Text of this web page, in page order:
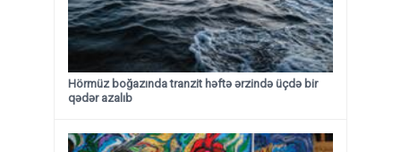
Hörmüz boğazında tranzit həftə ərzində üçdə bir
qədər azalıb